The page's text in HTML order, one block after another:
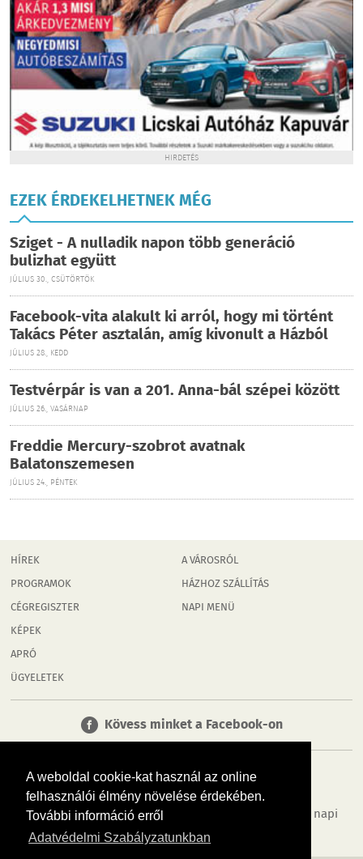
A weboldal cookie-kat használ az online
felhasználói élmény növelése érdekében.
További információ erről
Adatvédelmi Szabályzatunkban
HIRDETÉS
EZEK ÉRDEKELHETNEK MÉG
Sziget - A nulladik napon több generáció
bulizhat együtt
JÚLIUS 30., CSÜTÖRTÖK
Facebook-vita alakult ki arról, hogy mi történt
Takács Péter asztalán, amíg kivonult a Házból
JÚLIUS 28., KEDD
Testvérpár is van a 201. Anna-bál szépei között
JÚLIUS 26., VASÁRNAP
Freddie Mercury-szobrot avatnak
Balatonszemesen
JÚLIUS 24., PÉNTEK
HÍREK
PROGRAMOK
CÉGREGISZTER
KÉPEK
APRÓ
ÜGYELETEK
A VÁROSRÓL
HÁZHOZ SZÁLLÍTÁS
NAPI MENÜ
Kövess minket a Facebook-on
Tudj meg többet városodról! Hírek, programok, képek, napi
menü, cégek…. és minden, ami Rábaköz